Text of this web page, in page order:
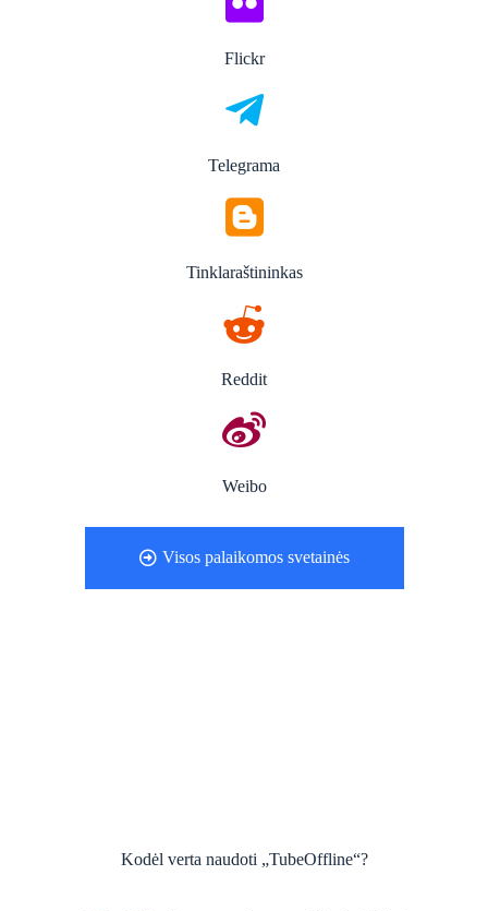
Flickr
Telegrama
Tinklaraštininkas
Reddit
Weibo
Visos palaikomos svetainės
Kodėl verta naudoti „TubeOffline“?